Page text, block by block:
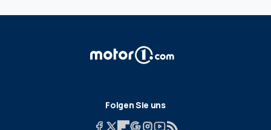
Folgen Sie uns